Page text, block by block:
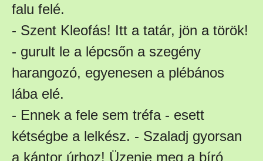
falu felé.
- Szent Kleofás! Itt a tatár, jön a török!
- gurult le a lépcsőn a szegény
harangozó, egyenesen a plébános
lába elé.
- Ennek a fele sem tréfa - esett
kétségbe a lelkész. - Szaladj gyorsan
a kántor úrhoz! Üzenje meg a bíró